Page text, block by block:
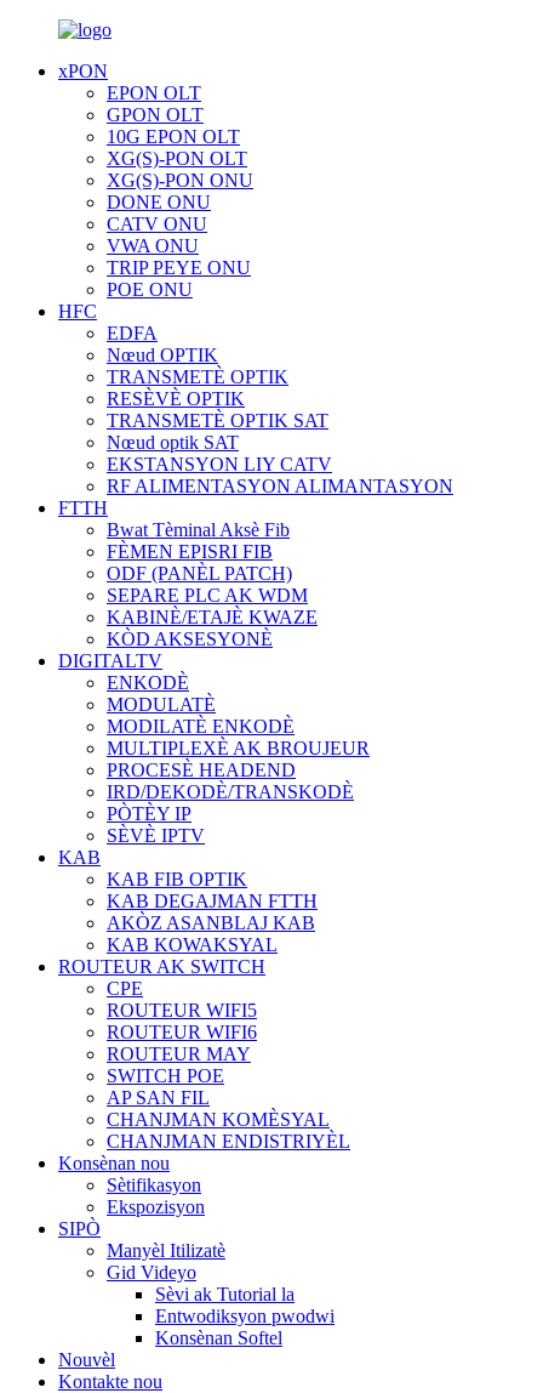
xPON
EPON OLT
GPON OLT
10G EPON OLT
XG(S)-PON OLT
XG(S)-PON ONU
DONE ONU
CATV ONU
VWA ONU
TRIP PEYE ONU
POE ONU
HFC
EDFA
Nœud OPTIK
TRANSMETÈ OPTIK
RESÈVÈ OPTIK
TRANSMETÈ OPTIK SAT
Nœud optik SAT
EKSTANSYON LIY CATV
RF ALIMENTASYON ALIMANTASYON
FTTH
Bwat Tèminal Aksè Fib
FÈMEN EPISRI FIB
ODF (PANÈL PATCH)
SEPARE PLC AK WDM
KABINÈ/ETAJÈ KWAZE
KÒD AKSESYONÈ
DIGITALTV
ENKODÈ
MODULATÈ
MODILATÈ ENKODÈ
MULTIPLEXÈ AK BROUJEUR
PROCESÈ HEADEND
IRD/DEKODÈ/TRANSKODÈ
PÒTÈY IP
SÈVÈ IPTV
KAB
KAB FIB OPTIK
KAB DEGAJMAN FTTH
AKÒZ ASANBLAJ KAB
KAB KOWAKSYAL
ROUTEUR AK SWITCH
CPE
ROUTEUR WIFI5
ROUTEUR WIFI6
ROUTEUR MAY
SWITCH POE
AP SAN FIL
CHANJMAN KOMÈSYAL
CHANJMAN ENDISTRIYÈL
Konsènan nou
Sètifikasyon
Ekspozisyon
SIPÒ
Manyèl Itilizatè
Gid Videyo
Sèvi ak Tutorial la
Entwodiksyon pwodwi
Konsènan Softel
Nouvèl
Kontakte nou